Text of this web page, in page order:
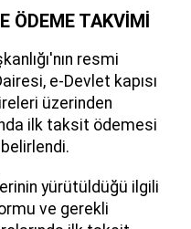
ÖDEME TAKVİMİ
resmi
e-Devlet kapısı
üzerinden
ilk taksit ödemesi
yürütüldüğü ilgili
ve gerekli